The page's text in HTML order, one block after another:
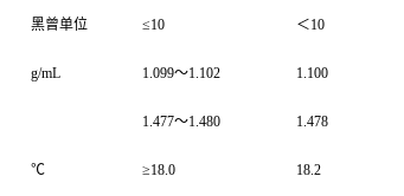
黑曾单位 ≤10 ＜10
g/mL 1.099～1.102 1.100
1.477～1.480 1.478
℃ ≥18.0 18.2